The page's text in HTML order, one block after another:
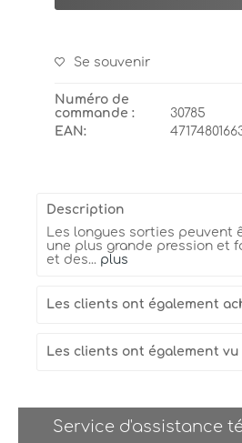
Se souvenir
Numéro de
commande :
30785
EAN:
Description
Les longues sorties peuvent
une plus grande pression et
et des... plus
Les clients ont également
Les clients ont également vu
Service d'assistance